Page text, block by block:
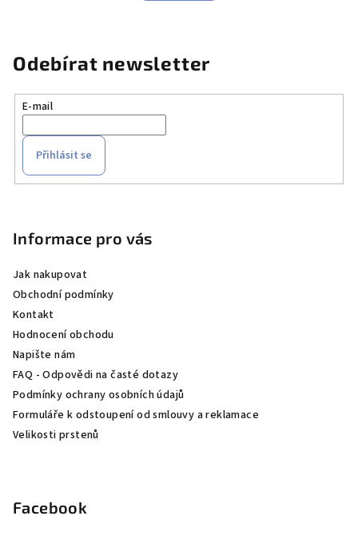
hvězdiček.
Odebírat newsletter
E-mail
Přihlásit se
Informace pro vás
Jak nakupovat
Obchodní podmínky
Kontakt
Hodnocení obchodu
Napište nám
FAQ - Odpovědi na časté dotazy
Podmínky ochrany osobních údajů
Formuláře k odstoupení od smlouvy a reklamace
Velikosti prstenů
Facebook